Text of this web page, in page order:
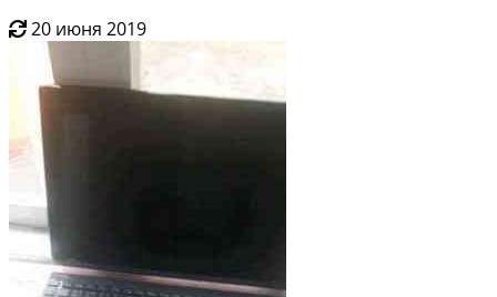
20 июня 2019